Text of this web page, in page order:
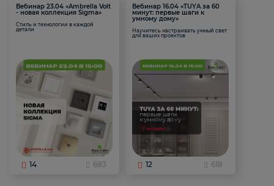
Вебинар 23.04 «Ambrella Volt
- новая коллекция Sigma»
Стиль и технологии в каждой
детали
14 683
Вебинар 16.04 «TUYA за 60
минут: первые шаги к
умному дому»
Научитесь настраивать умный свет
для ваших проектов
12 618